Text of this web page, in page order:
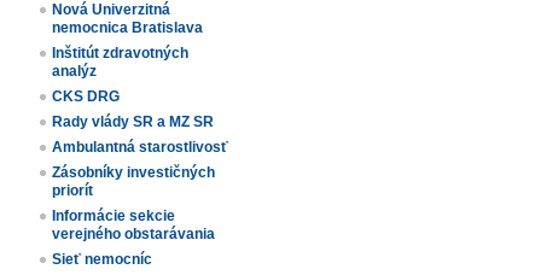
Nová Univerzitná
nemocnica Bratislava
Inštitút zdravotných
analýz
CKS DRG
Rady vlády SR a MZ SR
Ambulantná starostlivosť
Zásobníky investičných
priorít
Informácie sekcie
verejného obstarávania
Sieť nemocníc